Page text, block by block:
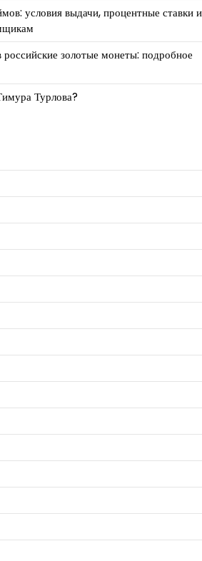
условия выдачи, процентные ставки и
российские золотые монеты: подробное
Турлова?